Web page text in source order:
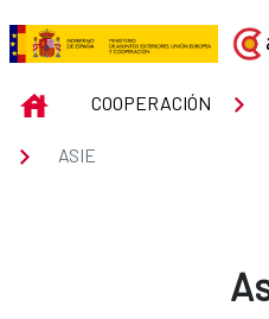
Saut au contenu principal
ASIEINICIOCOOPERACIÓN
ASIE